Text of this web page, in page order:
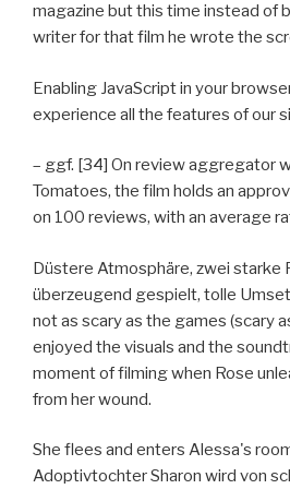
magazine but this time instead of
writer for that film he wrote the
Enabling JavaScript in your
experience all the features of our
– ggf. [34] On review aggregator
Tomatoes, the film holds an
on 100 reviews, with an average
Düstere Atmosphäre, zwei starke
überzeugend gespielt, tolle
not as scary as the games (scary
enjoyed the visuals and the
moment of filming when Rose
from her wound.
She flees and enters Alessa's
Adoptivtochter Sharon wird von